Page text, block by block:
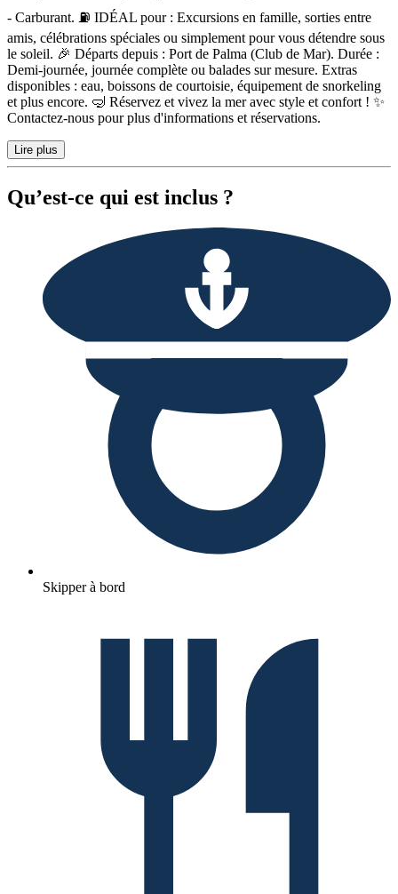
- Carburant. ⛽ IDÉAL pour : Excursions en famille, sorties entre
amis, célébrations spéciales ou simplement pour vous détendre sous
le soleil. 🎉 Départs depuis : Port de Palma (Club de Mar). Durée :
Demi-journée, journée complète ou balades sur mesure. Extras
disponibles : eau, boissons de courtoisie, équipement de snorkeling
et plus encore. 🤿 Réservez et vivez la mer avec style et confort ! ✨
Contactez-nous pour plus d'informations et réservations.
Lire plus
Qu’est-ce qui est inclus ?
Skipper à bord